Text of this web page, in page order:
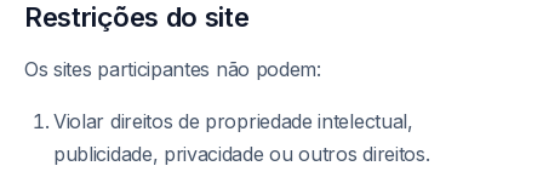
Restrições do site
Os sites participantes não podem:
Violar direitos de propriedade intelectual,
publicidade, privacidade ou outros direitos.